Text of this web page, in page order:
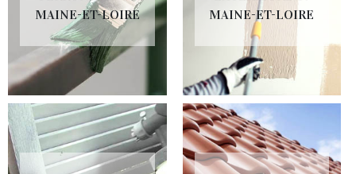
MAINE-ET-LOIRE
MAINE-ET-LOIRE